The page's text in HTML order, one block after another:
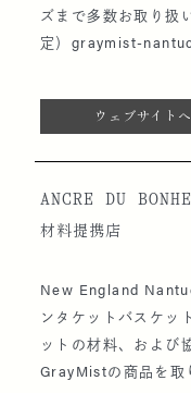
ズまで多数お取り扱
定）graymist-
ウェブサイトへ
ANCRE DU
材料提携店
New England
ンタケットバスケッ
ットの材料、および
GrayMistの商品を取